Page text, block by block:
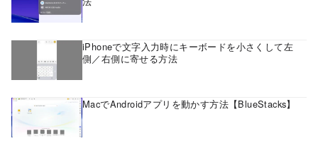
iPhoneで文字入力時にキーボードを小さくして左
側／右側に寄せる方法
MacでAndroidアプリを動かす方法【BlueStacks】